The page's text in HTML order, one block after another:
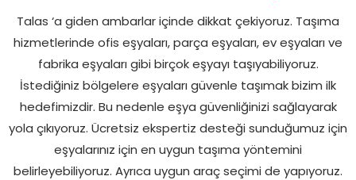
Talas ‘a giden ambarlar içinde dikkat çekiyoruz. Taşıma
hizmetlerinde ofis eşyaları, parça eşyaları, ev eşyaları ve
fabrika eşyaları gibi birçok eşyayı taşıyabiliyoruz.
İstediğiniz bölgelere eşyaları güvenle taşımak bizim ilk
hedefimizdir. Bu nedenle eşya güvenliğinizi sağlayarak
yola çıkıyoruz. Ücretsiz ekspertiz desteği sunduğumuz için
eşyalarınız için en uygun taşıma yöntemini
belirleyebiliyoruz. Ayrıca uygun araç seçimi de yapıyoruz.